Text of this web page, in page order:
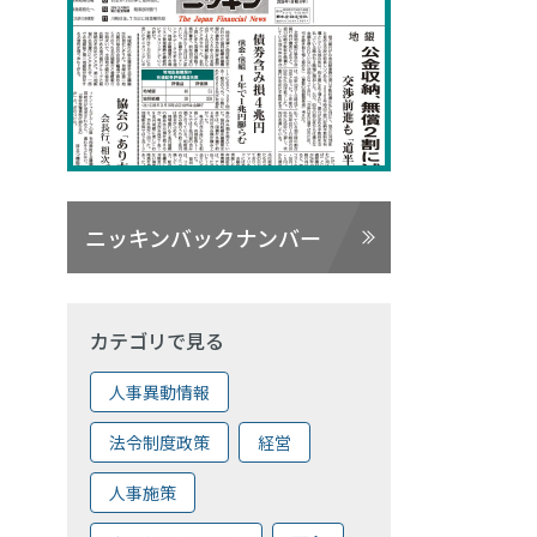
ニッキンバックナンバー
カテゴリで見る
人事異動情報
法令制度政策 経営
人事施策